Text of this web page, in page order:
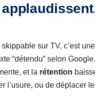
sur TV, c’est
“détendu” selon
et la rétention
l’usure, ou de